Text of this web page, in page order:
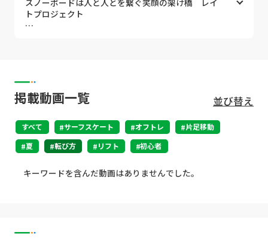
・初心者向けのレッスン動画
・カービングターンのハウツー動画
う！！！
スノーボードは人と人とを繋ぐ笑顔の架け橋 レイ
トプロジェクト
スノーボードは 人を笑顔にします
げさまでこうして活動が出来ています！
スノーボードを通し出会い応援していただいている
皆様には本当に感謝しています。
～！！！
クト】
掲載動画一覧 並び替え
すべて サーフスケート オフトレ
片足移動
夏
転び方 リフト 初心者
キーワードを含んだ動画はありませんでした。